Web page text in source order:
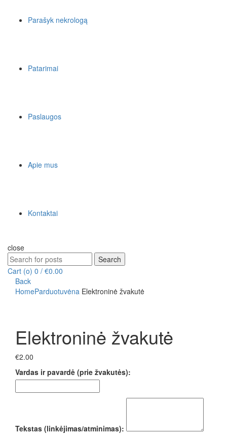
Parašyk nekrologą
Patarimai
Paslaugos
Apie mus
Kontaktai
close
Search
for:
Search
Cart (o) 0 / €0.00
Back
HomeParduotuvėna Elektroninė žvakutė
Elektroninė žvakutė
€2.00
Vardas ir pavardė (prie žvakutės):
Tekstas (linkėjimas/atminimas):